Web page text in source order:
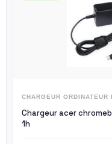
CHARGEUR ORDINATEUR
Chargeur acer
1h